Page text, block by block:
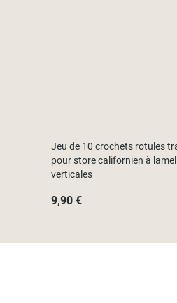
Jeu de 10 crochets rotules
pour store californien à
verticales
9,90 €